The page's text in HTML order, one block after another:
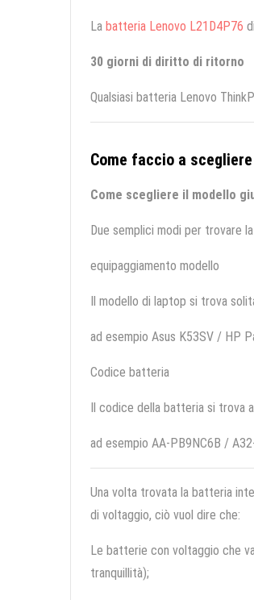
La batteria Lenovo L21D4P76
30 giorni di diritto di ritorno
Qualsiasi batteria Lenovo
Come faccio a
Come scegliere il modello
Due semplici modi per trovare
equipaggiamento modello
Il modello di laptop si trova
ad esempio Asus K53SV / HP
Codice batteria
Il codice della batteria si
ad esempio AA-PB9NC6B /
Una volta trovata la batteria
di voltaggio, ciò vuol dire che:
Le batterie con voltaggio che
tranquillità);